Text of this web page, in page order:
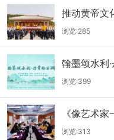
推动黄帝文
陶瓷”品牌价
浏览:285
翰墨颂水利
画展启幕
浏览:399
《像艺术
浏览:313